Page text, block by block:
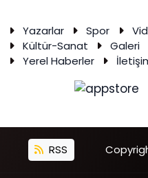
Yazarlar Spor
Kültür-Sanat
Galeri
Yerel Haberler
RSS